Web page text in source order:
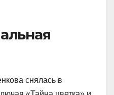
снялась в